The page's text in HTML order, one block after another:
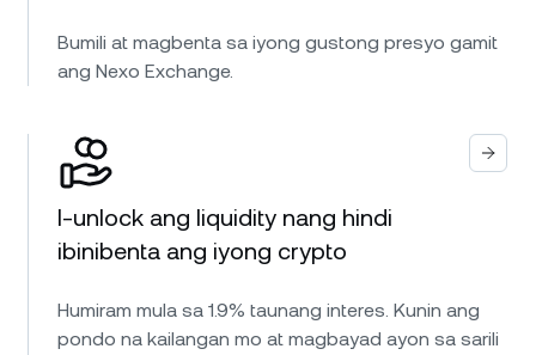
Bumili at magbenta sa iyong gustong presyo gamit
ang Nexo Exchange.
I-unlock ang liquidity nang hindi
ibinibenta ang iyong crypto
Humiram mula sa 1.9% taunang interes. Kunin ang
pondo na kailangan mo at magbayad ayon sa sarili